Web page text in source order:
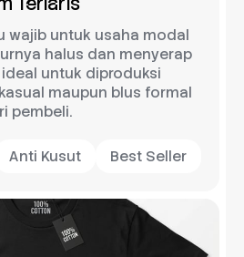
wajib untuk usaha modal
halus dan menyerap
untuk diproduksi
maupun blus formal
pembeli.
Anti Kusut Best Seller